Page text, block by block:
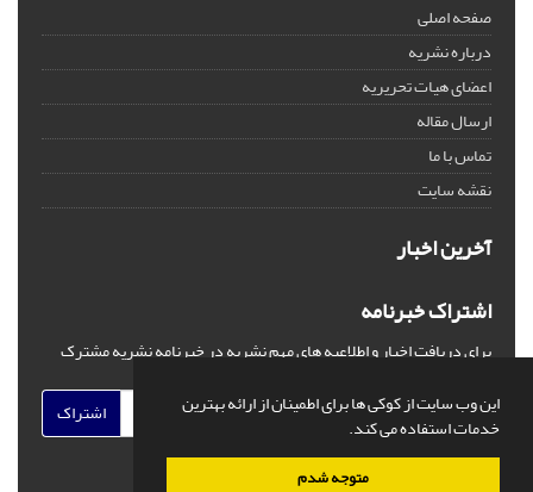
این وب سایت از کوکی ها برای اطمینان از ارائه بهترین
خدمات استفاده می کند.
متوجه شدم
صفحه اصلی
درباره نشریه
اعضای هیات تحریریه
ارسال مقاله
تماس با ما
نقشه سایت
آخرین اخبار
اشتراک خبرنامه
برای دریافت اخبار و اطلاعیه های مهم نشریه در خبرنامه نشریه مشترک
اشتراک